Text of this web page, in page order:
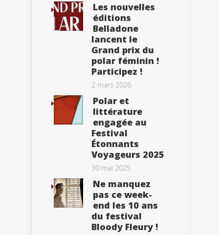
Les nouvelles
éditions
Belladone
lancent le
Grand prix du
polar féminin !
Participez !
2 mars 2026
Polar et
littérature
engagée au
Festival
Étonnants
Voyageurs 2025
30 mai 2025
Ne manquez
pas ce week-
end les 10 ans
du festival
Bloody Fleury !